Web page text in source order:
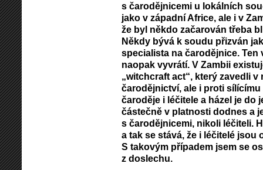
s čarodějnicemi u lokálních
jako v západní Africe, ale i v
že byl někdo začarován třeba
Někdy bývá k soudu přizván
specialista na čarodějnice.
naopak vyvrátí. V Zambii
„witchcraft act“, který zavedli
čarodějnictví, ale i proti
čaroděje i léčitele a házel je do
částečně v platnosti dodnes a
s čarodějnicemi, nikoli léčiteli.
a tak se stává, že i léčitelé jsou
S takovým případem jsem se
z doslechu.